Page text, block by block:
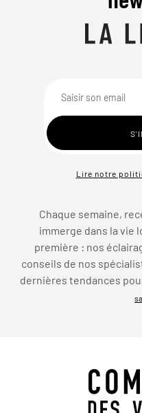
Lire notre
Chaque semaine,
immerge dans la vie
première : nos
conseils de nos
dernières tendances